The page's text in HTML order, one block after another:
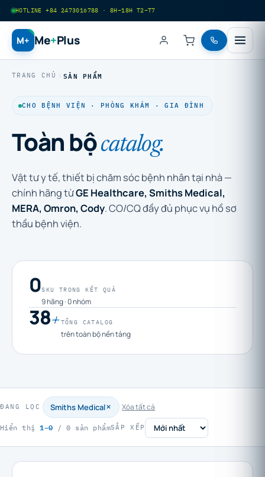
HOTLINE +84 2473016788 · 8H–18H T2–T7
M+ Me+Plus
TRANG CHỦ SẢN PHẨM
CHO BỆNH VIỆN · PHÒNG KHÁM · GIA ĐÌNH
Toàn bộcatalog.
Vật tư y tế, thiết bị chăm sóc bệnh nhân tại nhà —
chính hãng từGE Healthcare, Smiths Medical,
MERA, Omron, Cody. CO/CQ đầy đủ phục vụ hồ sơ
thầu bệnh viện.
0SKU TRONG KẾT QUẢ
9 hãng · 0 nhóm
38+TỔNG CATALOG
trên toàn bộ nền tảng
ĐANG LỌC Smiths Medical Xóa tất cả
Hiển thị1–0 / 0 sản phẩmSẮP XẾP